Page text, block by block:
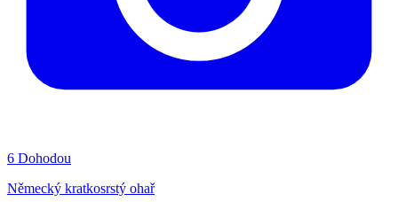
6 Dohodou
Německý kratkosrstý ohař